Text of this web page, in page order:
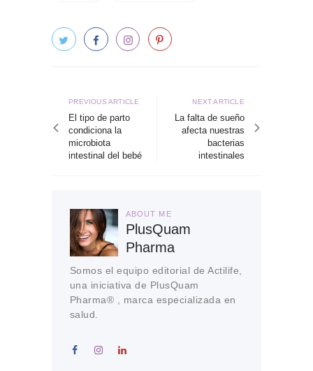
de
entradas
Previous
article
PREVIOUS ARTICLE
El tipo de parto
condiciona la
microbiota
intestinal del bebé
Next
article
NEXT ARTICLE
La falta de sueño
afecta nuestras
bacterias
intestinales
ABOUT ME
PlusQuam
Pharma
Somos el equipo editorial de Actilife,
una iniciativa de PlusQuam
Pharma® , marca especializada en
salud.